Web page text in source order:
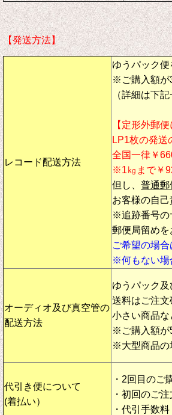
【発送方法】
レコード配送方法
ゆうパック便
※ご購入額が
（詳細は下
【定形外郵便
LP1枚の発送
全国一律￥
※1㎏まで￥
但し、 普通郵
お客様の自己
※追跡番号の
郵便局留めを
ご希望の場
※何もない場
オーディオ及び真空管の
配送方法
ゆうパック及
送料はご注文
小さい商品な
※ご購入額が
※大型商品の
代引き便について
(着払い）
・2回目のご
・初回のご
・代引手数